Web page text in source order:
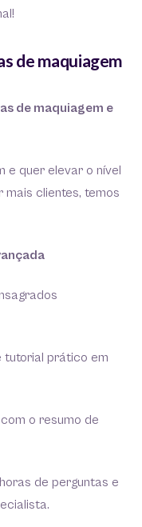
de maquiagem
de maquiagem e
e quer elevar o nível
mais clientes, temos
tutorial prático em
o resumo de
de perguntas e